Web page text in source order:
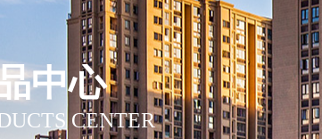
中心
CENTER